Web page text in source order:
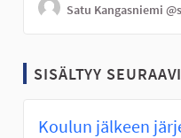
Satu Kangasniemi
SISÄLTYY
Koulun jälkeen